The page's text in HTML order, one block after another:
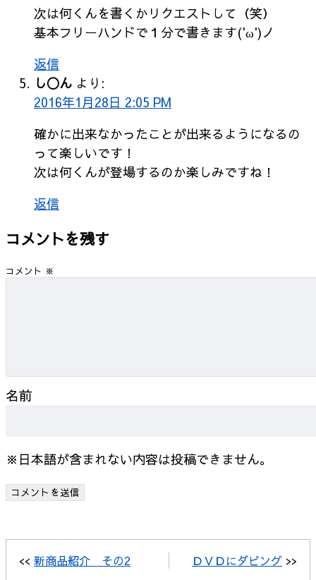
次は何くんを書くかリクエストして（笑）
基本フリーハンドで１分で書きます('ω')ノ
返信
し◯ん より:
2016年1月28日 2:05 PM
確かに出来なかったことが出来るようになるの
って楽しいです！
次は何くんが登場するのか楽しみですね！
返信
コメントを残す
コメント ※
名前
※日本語が含まれない内容は投稿できません。
<< 新商品紹介 その2 ＤＶＤにダビング >>